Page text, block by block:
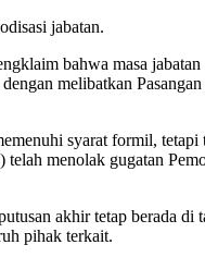
jabatan.
bahwa masa
melibatkan
syarat formil,
menolak gugatan
akhir tetap berada
pihak terkait.